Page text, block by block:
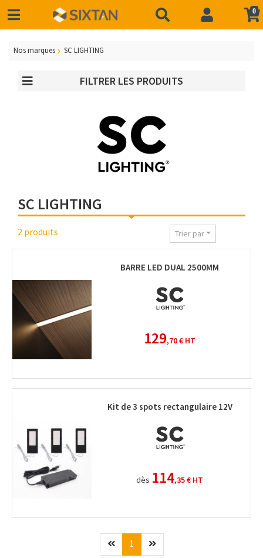
0
Nos marques SC LIGHTING
FILTRER LES PRODUITS
SC LIGHTING
2 produits Trier par
BARRE LED DUAL 2500MM
129,70 € HT
Kit de 3 spots rectangulaire 12V
dès 114,35 € HT
Précédent
1(current)Suivant